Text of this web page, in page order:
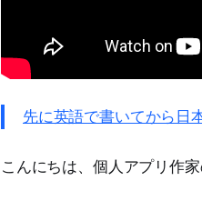
先に英語で書いてから日
こんにちは、個人アプリ作